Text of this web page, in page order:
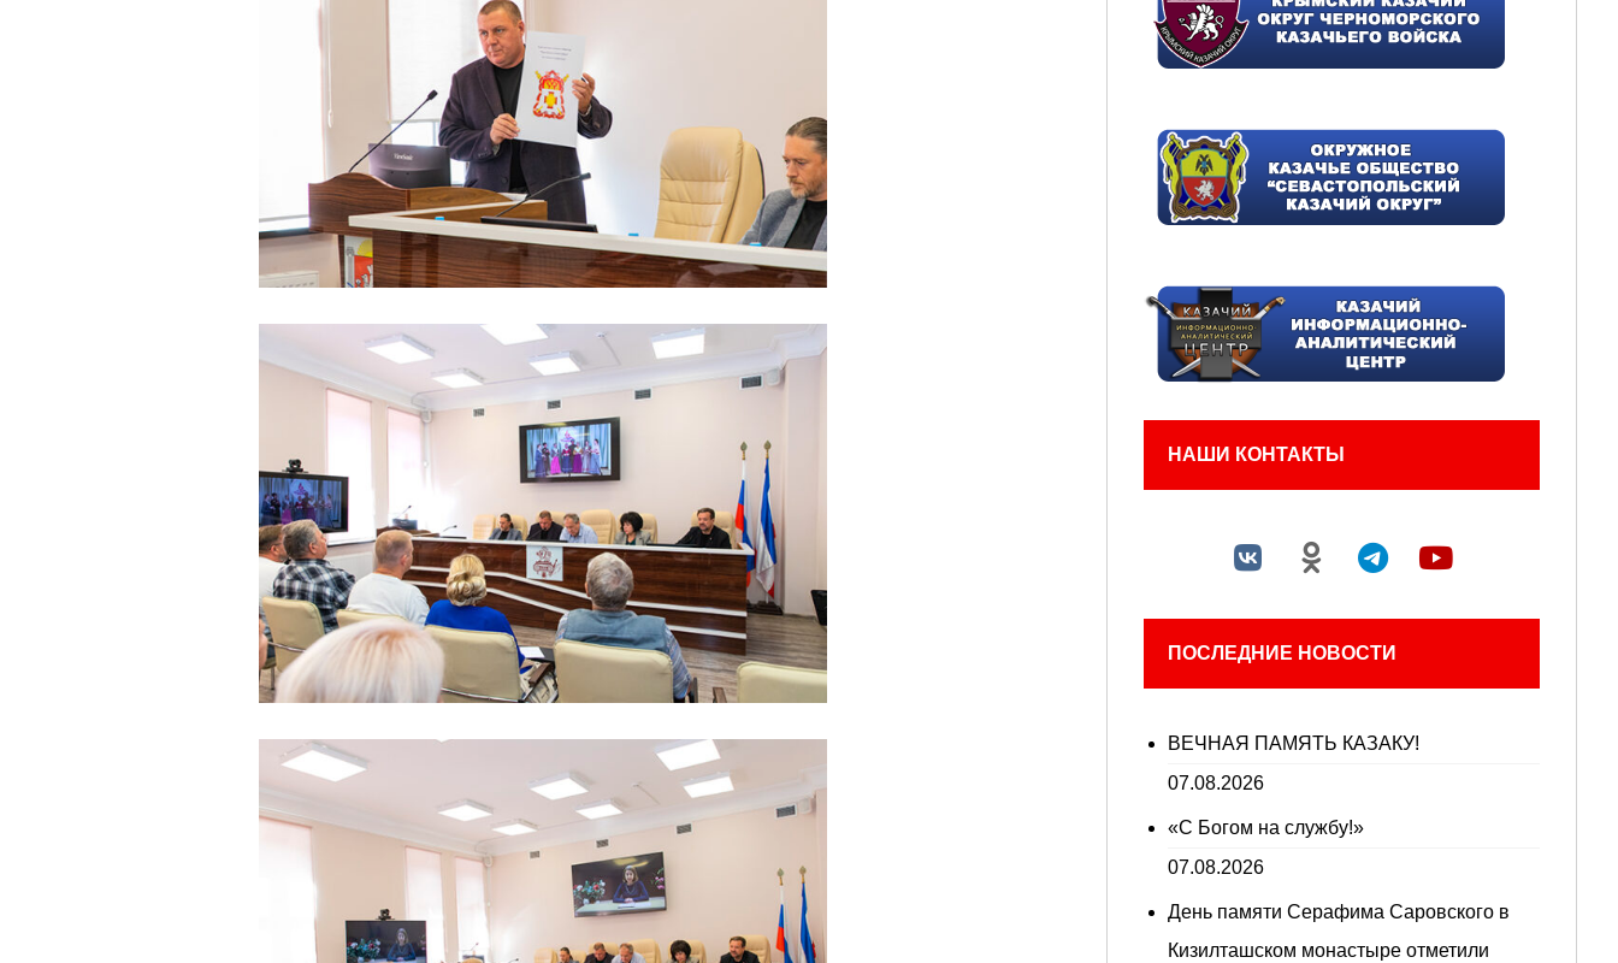
НАШИ КОНТАКТЫ
ПОСЛЕДНИЕ НОВОСТИ
ВЕЧНАЯ ПАМЯТЬ КАЗАКУ!
07.08.2026
«С Богом на службу!»
07.08.2026
День памяти Серафима Саровского в
Кизилташском монастыре отметили